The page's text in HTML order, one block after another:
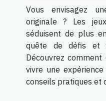
Vous envisagez
originale ? Les
séduisent de plus
quête de défis et
Découvrez
vivre une
conseils pratiques et